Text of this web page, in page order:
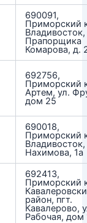
690091,
Приморский
Владивосток,
Прапорщика
Комарова, д.
692756,
Приморский
Артем, ул.
дом 25
690018,
Приморский
Владивосток,
Нахимова, 1а
692413,
Приморский
район, пгт.
Кавалерово,
Рабочая, дом